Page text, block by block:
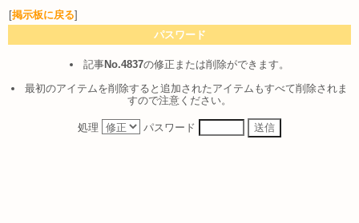
[掲示板に戻る]
パスワード
記事No.4837の修正または削除ができます。
最初のアイテムを削除すると追加されたアイテムもすべて削除されま
すので注意ください。
処理 パスワード